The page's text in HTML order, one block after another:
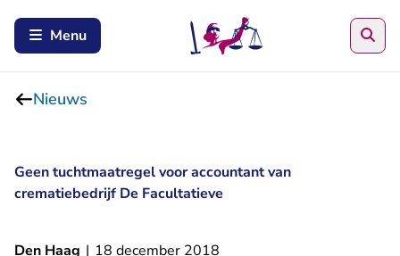
Menu
Nieuws
Geen tuchtmaatregel voor accountant van
crematiebedrijf De Facultatieve
Den Haag | 18 december 2018